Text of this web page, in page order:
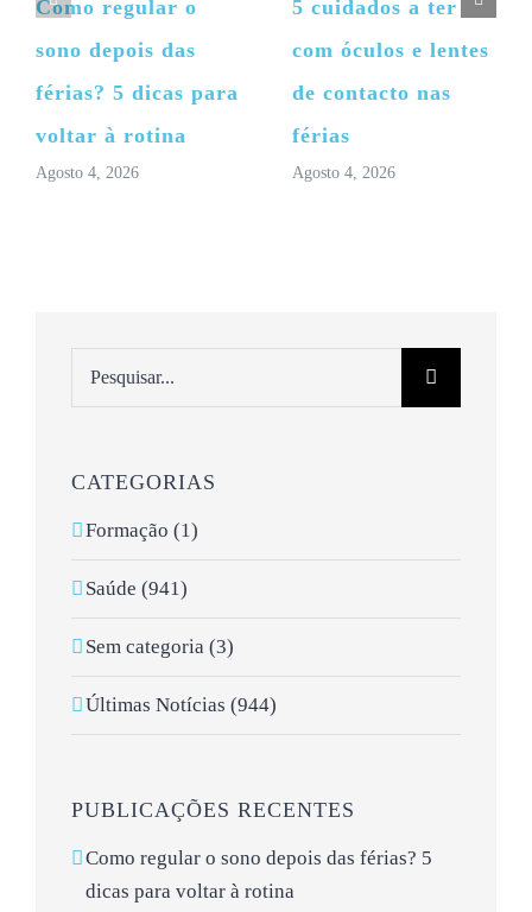
Como regular o
sono depois das
férias? 5 dicas para
voltar à rotina
Agosto 4, 2026
5 cuidados a ter
com óculos e lentes
de contacto nas
férias
Agosto 4, 2026
CATEGORIAS
Formação (1)
Saúde (941)
Sem categoria (3)
Últimas Notícias (944)
PUBLICAÇÕES RECENTES
Como regular o sono depois das férias? 5
dicas para voltar à rotina